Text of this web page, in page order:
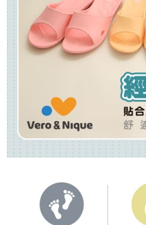
【注意事項】
１．透過由恩沛科技股份有限公司
易，需依本服務之必要範圍內提供
權轉讓予恩沛科技股份有限公司。
２．關於個人資料處理事宜，請瀏
https://aftee.tw/terms/#terms3
３．未成年的使用者請事先徵得
「AFTEE先享後付」，若未經同意
４．使用「AFTEE先享後付」時
時審查核予不同之上限額度；若仍
５．嚴禁一人註冊多個帳號或使用
每筆NT$80，滿NT$490(含以上
離島宅配
每筆NT$150，滿NT$800(含以